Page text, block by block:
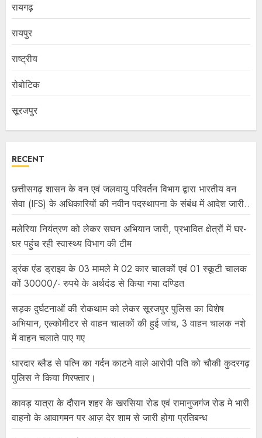
रायगढ़
रायपुर
राष्ट्रीय
रोबोटिक
सूरजपुर
RECENT
छत्तीसगढ़ शासन के वन एवं जलवायु परिवर्तन विभाग द्वारा भारतीय वन
सेवा (IFS) के अधिकारियों की नवीन पदस्थापना के संबंध में आदेश जारी..
मलेरिया नियंत्रण को लेकर सघन अभियान जारी, प्रभावित क्षेत्रों में घर-
घर पहुंच रही स्वास्थ्य विभाग की टीम
ड्रंक एंड ड्राइव के 03 मामले मे 02 कार चालकों एवं 01 स्कूटी चालक
कों 30000/- रुपये के अर्थदंड से किया गया दण्डित
सड़क दुर्घटनाओं की रोकथाम को लेकर सूरजपुर पुलिस का विशेष
अभियान, एल्कोमीटर से वाहन चालकों की हुई जांच, 3 वाहन चालक नशे
में वाहन चलाते पाए गए
धारदार ब्लैड से पत्नि का गर्दन काटने वाले आरोपी पति को चौकी कुदरगढ़
पुलिस ने किया गिरफ्तार।
कावड़ यात्रा के दौरान शहर के खरसिया रोड एवं रामानुजगंज रोड मे भारी
वाहनो के आवागमन पर आज़ देर शाम से जारी होगा प्रतिबन्ध